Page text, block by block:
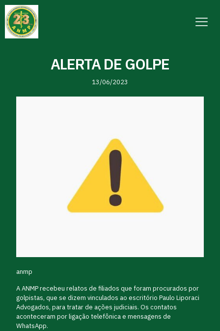
ALERTA DE GOLPE
13/06/2023
anmp
A ANMP recebeu relatos de filiados que foram procurados por
golpistas, que se dizem vinculados ao escritório Paulo Liporaci
Advogados, para tratar de ações judiciais. Os contatos
aconteceram por ligação telefônica e mensagens de
WhatsApp.